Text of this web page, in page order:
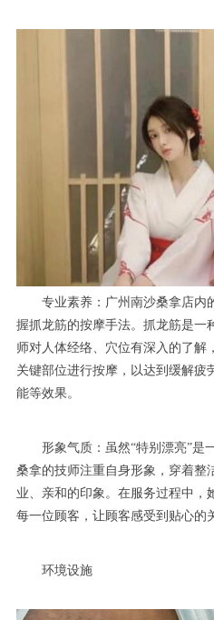
专业素养：广州南沙桑拿店内
握抓龙筋的按摩手法。抓龙筋是一
师对人体经络、穴位有深入的了解
关键部位进行按摩，以达到缓解疲
能等效果。
形象气质：虽然“特别漂亮”是
桑拿的技师注重自身形象，穿着整
业、亲和的印象。在服务过程中，
每一位顾客，让顾客感受到贴心的
环境设施